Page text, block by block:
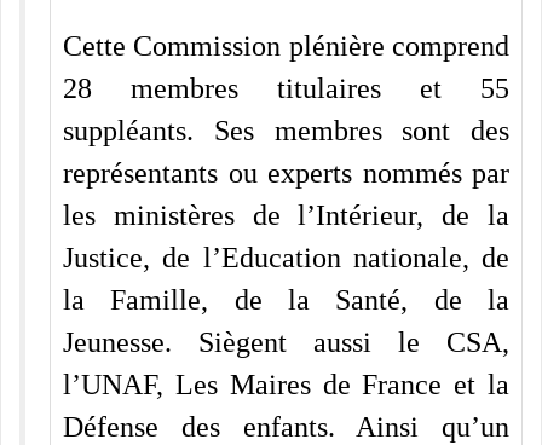
Cette Commission plénière comprend
28 membres titulaires et 55
suppléants. Ses membres sont des
représentants ou experts nommés par
les ministères de l’Intérieur, de la
Justice, de l’Education nationale, de
la Famille, de la Santé, de la
Jeunesse. Siègent aussi le CSA,
l’UNAF, Les Maires de France et la
Défense des enfants. Ainsi qu’un